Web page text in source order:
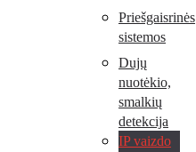
Priešgaisrinės
sistemos
Dujų
nuotėkio,
smalkių
detekcija
IP vaizdo